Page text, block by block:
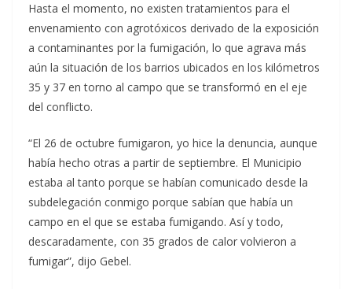
Hasta el momento, no existen tratamientos para el
envenamiento con agrotóxicos derivado de la exposición
a contaminantes por la fumigación, lo que agrava más
aún la situación de los barrios ubicados en los kilómetros
35 y 37 en torno al campo que se transformó en el eje
del conflicto.
“El 26 de octubre fumigaron, yo hice la denuncia, aunque
había hecho otras a partir de septiembre. El Municipio
estaba al tanto porque se habían comunicado desde la
subdelegación conmigo porque sabían que había un
campo en el que se estaba fumigando. Así y todo,
descaradamente, con 35 grados de calor volvieron a
fumigar”, dijo Gebel.